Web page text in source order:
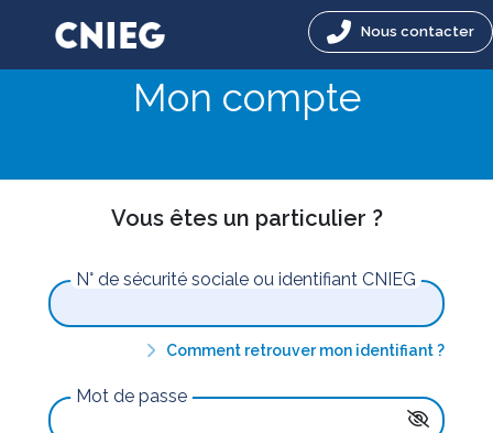
Nous contacter
Mon compte
Vous êtes un particulier ?
N° de sécurité sociale ou identifiant CNIEG
Comment retrouver mon identifiant ?
Mot de passe